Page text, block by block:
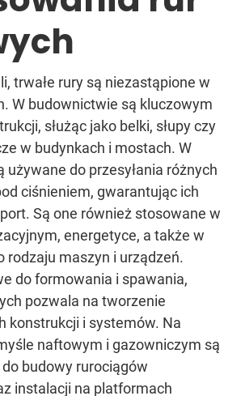
trwałe rury są niezastąpione w
W budownictwie są kluczowym
służąc jako belki, słupy czy
w budynkach i mostach. W
używane do przesyłania różnych
ciśnieniem, gwarantując ich
Są one również stosowane w
energetyce, a także w
rodzaju maszyn i urządzeń.
do formowania i spawania,
pozwala na tworzenie
konstrukcji i systemów. Na
naftowym i gazowniczym są
budowy rurociągów
instalacji na platformach